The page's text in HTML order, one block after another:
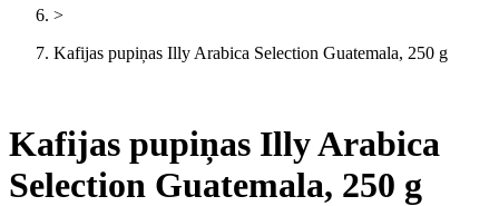
>
Kafijas pupiņas Illy Arabica Selection Guatemala, 250 g
Kafijas pupiņas Illy Arabica
Selection Guatemala, 250 g